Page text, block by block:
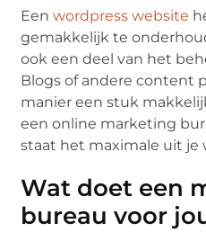
Eenwordpress website
gemakkelijk te
ook een deel van het
Blogs of andere content
manier een stuk
een online marketing
staat het maximale uit je
Wat doet een
bureau voor